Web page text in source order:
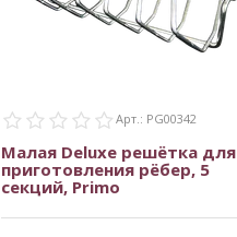
Арт.: PG00342
Малая Deluxe решётка для
приготовления рёбер, 5
секций, Primo